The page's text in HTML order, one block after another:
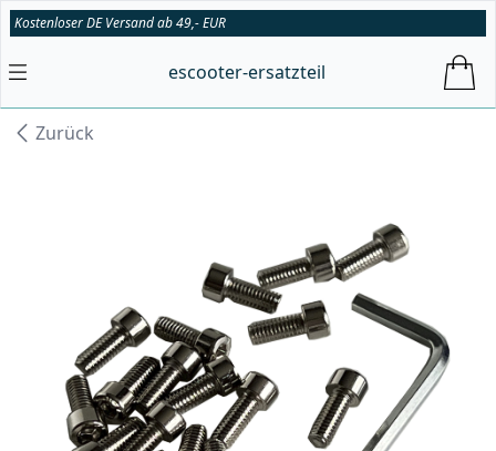
Kostenloser DE Versand ab 49,- EUR
escooter-ersatzteil
Zurück